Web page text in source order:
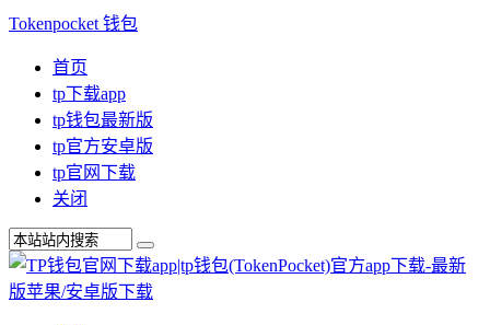
Tokenpocket 钱包
首页
tp下载app
tp钱包最新版
tp官方安卓版
tp官网下载
关闭